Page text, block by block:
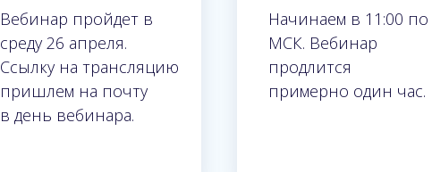
Начинаем в 11:00 по
МСК. Вебинар
продлится
примерно один час.
Вебинар пройдет в
среду 26 апреля.
Ссылку на трансляцию
пришлем на почту
в день вебинара.